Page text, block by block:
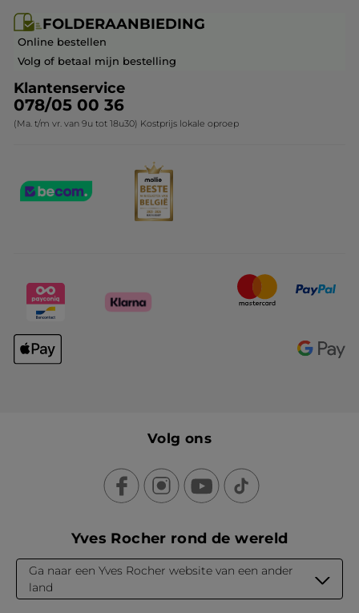
Kerstcollectie
Veelgestelde vragen
Contact opnemen
Franchisenemer of bedrijfsleider worden
FOLDERAANBIEDING
Online bestellen
Volg of betaal mijn bestelling
Klantenservice
078/05 00 36
(Ma. t/m vr. van 9u tot 18u30) Kostprijs lokale oproep
Volg ons
Yves Rocher rond de wereld
Ga naar een Yves Rocher website van een ander
land